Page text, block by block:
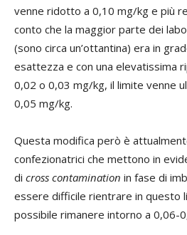
venne ridotto a 0,10 mg/kg e più
conto che la maggior parte dei
(sono circa un’ottantina) era in
esattezza e con una elevatissima
0,02 o 0,03 mg/kg, il limite venne
0,05 mg/kg.
Questa modifica però è
confezionatrici che mettono in
di cross contamination in fase di
essere difficile rientrare in questo
possibile rimanere intorno a 0,06-